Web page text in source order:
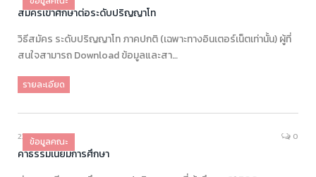
สมัครเข้าศึกษาต่อระดับปริญญาโท
วิธีสมัคร ระดับปริญญาโท ภาคปกติ (เฉพาะทางอินเตอร์เน็ตเท่านั้น) ผู้ที่
สนใจสามารถ Download ข้อมูลและสา…
รายละเอียด
ข้อมูลคณะ
23/01/2018 0
ค่าธรรมเนียมการศึกษา